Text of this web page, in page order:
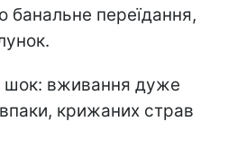
банальне переїдання,
шок: вживання дуже
крижаних страв